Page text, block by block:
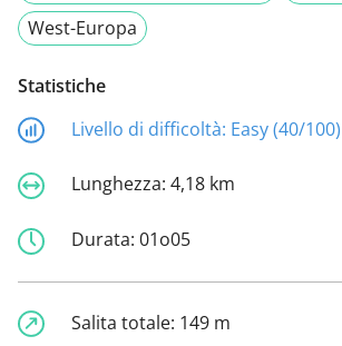
West-Europa
Statistiche
Livello di difficoltà: Easy (40/100)
Lunghezza: 4,18 km
Durata: 01o05
Salita totale: 149 m